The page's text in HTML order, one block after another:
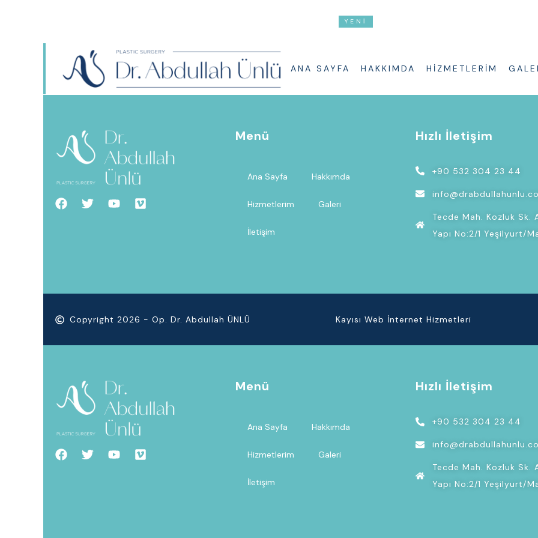
YENİ
ANA SAYFA HAKKIMDA HIZMETLERIM
Menü
Ana Sayfa Hakkımda
Hizmetlerim Galeri
İletişim
Hızlı İletişim
+90 532 304 23 44
Tecde Mah. Kozluk Sk.
Yapı No:2/1 Yeşilyurt/
Copyright 2026 - Op. Dr. Abdullah ÜNLÜ Kayısı Web İnternet Hizmetleri
Menü
Ana Sayfa Hakkımda
Hizmetlerim Galeri
İletişim
Hızlı İletişim
+90 532 304 23 44
Tecde Mah. Kozluk Sk.
Yapı No:2/1 Yeşilyurt/